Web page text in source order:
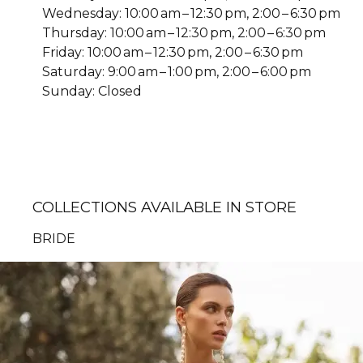
Wednesday: 10:00 am – 12:30 pm, 2:00 – 6:30 pm
Thursday: 10:00 am – 12:30 pm, 2:00 – 6:30 pm
Friday: 10:00 am – 12:30 pm, 2:00 – 6:30 pm
Saturday: 9:00 am – 1:00 pm, 2:00 – 6:00 pm
Sunday: Closed
COLLECTIONS AVAILABLE IN STORE
BRIDE